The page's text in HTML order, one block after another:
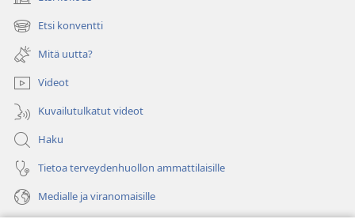
(avaa
uuden
ikkunan)
Etsi konventti
(avaa
uuden
ikkunan)
Mitä uutta?
Videot
Kuvailutulkatut videot
Haku
Tietoa terveydenhuollon ammattilaisille
Medialle ja viranomaisille